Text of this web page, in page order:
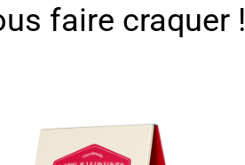
faire craquer !